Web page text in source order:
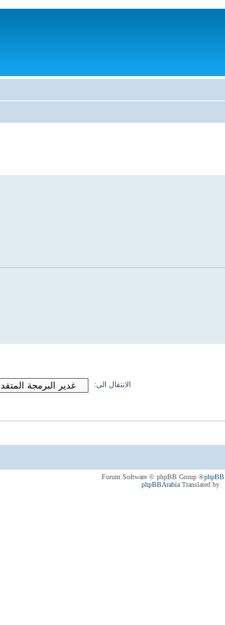
الانتقال الى:
phpBB
® Forum Software © phpBB Group
Translated by
phpBBArabia